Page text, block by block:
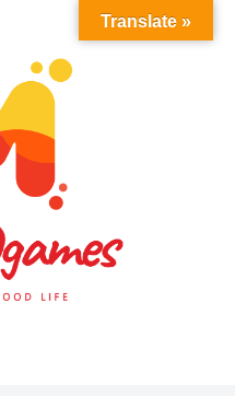
Translate »